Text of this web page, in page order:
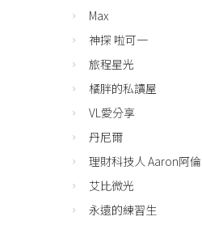
Max
神探 啦可一
旅程星光
橘胖的私讀屋
VL愛分享
丹尼爾
理財科技人 Aaron阿倫
艾比微光
永遠的練習生